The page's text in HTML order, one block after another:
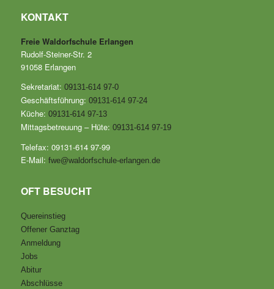
KONTAKT
Freie Waldorfschule Erlangen
Rudolf-Steiner-Str. 2
91058 Erlangen
Sekretariat: 09131-614 97-0
Geschäftsführung: 09131-614 97-24
Küche: 09131-614 97-13
Mittagsbetreuung – Hüte: 09131-614 97-19
Telefax: 09131-614 97-99
E-Mail: fwe@waldorfschule-erlangen.de
OFT BESUCHT
Quereinstieg
Offener Ganztag
Anmeldung
Jobs
Abitur
Abschlüsse